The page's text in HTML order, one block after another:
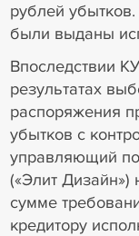
рублей
были выданы
Впоследствии
результатах
распоряжения
убытков с
управляющий
(«Элит
сумме
кредитору